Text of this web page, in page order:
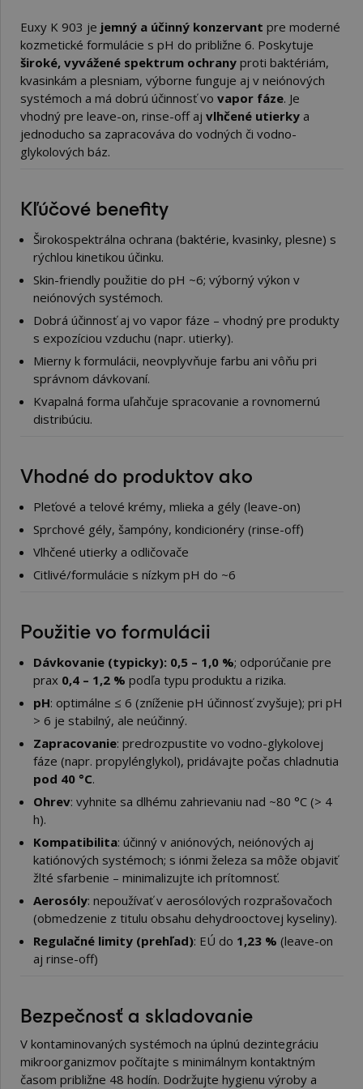
Euxy K 903 je jemný a účinný konzervant pre moderné
kozmetické formulácie s pH do približne 6. Poskytuje
široké, vyvážené spektrum ochrany proti baktériám,
kvasinkám a plesniam, výborne funguje aj v neiónových
systémoch a má dobrú účinnosť vo vapor fáze. Je
vhodný pre leave-on, rinse-off aj vlhčené utierky a
jednoducho sa zapracováva do vodných či vodno-
glykolových báz.
Kľúčové benefity
Širokospektrálna ochrana (baktérie, kvasinky, plesne) s
rýchlou kinetikou účinku.
Skin-friendly použitie do pH ~6; výborný výkon v
neiónových systémoch.
Dobrá účinnosť aj vo vapor fáze – vhodný pre produkty
s expozíciou vzduchu (napr. utierky).
Mierny k formulácii, neovplyvňuje farbu ani vôňu pri
správnom dávkovaní.
Kvapalná forma uľahčuje spracovanie a rovnomernú
distribúciu.
Vhodné do produktov ako
Pleťové a telové krémy, mlieka a gély (leave-on)
Sprchové gély, šampóny, kondicionéry (rinse-off)
Vlhčené utierky a odličovače
Citlivé/formulácie s nízkym pH do ~6
Použitie vo formulácii
Dávkovanie (typicky): 0,5 – 1,0 %; odporúčanie pre
prax 0,4 – 1,2 % podľa typu produktu a rizika.
pH: optimálne ≤ 6 (zníženie pH účinnosť zvyšuje); pri pH
> 6 je stabilný, ale neúčinný.
Zapracovanie: predrozpustite vo vodno-glykolovej
fáze (napr. propylénglykol), pridávajte počas chladnutia
pod 40 °C.
Ohrev: vyhnite sa dlhému zahrievaniu nad ~80 °C (> 4
h).
Kompatibilita: účinný v aniónových, neiónových aj
katiónových systémoch; s iónmi železa sa môže objaviť
žlté sfarbenie – minimalizujte ich prítomnosť.
Aerosóly: nepoužívať v aerosólových rozprašovačoch
(obmedzenie z titulu obsahu dehydrooctovej kyseliny).
Regulačné limity (prehľad): EÚ do 1,23 % (leave-on
aj rinse-off)
Bezpečnosť a skladovanie
V kontaminovaných systémoch na úplnú dezintegráciu
mikroorganizmov počítajte s minimálnym kontaktným
časom približne 48 hodín. Dodržujte hygienu výroby a